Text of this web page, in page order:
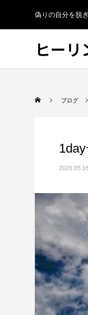
偽りの自分を脱
ヒーリ
ブログ
2026.05.16